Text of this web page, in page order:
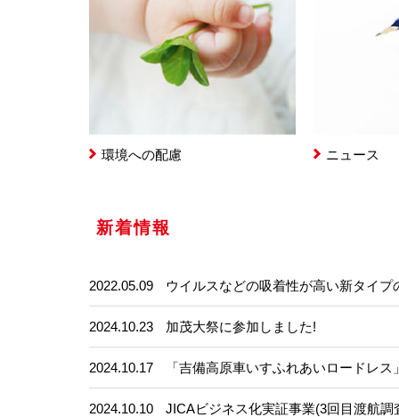
環境への配慮 ニュース
新着情報
2022.05.09 ウイルスなどの吸着性が高い新タイプ
2024.10.23 加茂大祭に参加しました!
2024.10.17 「吉備高原車いすふれあいロードレ
2024.10.10 JICAビジネス化実証事業(3回目渡航